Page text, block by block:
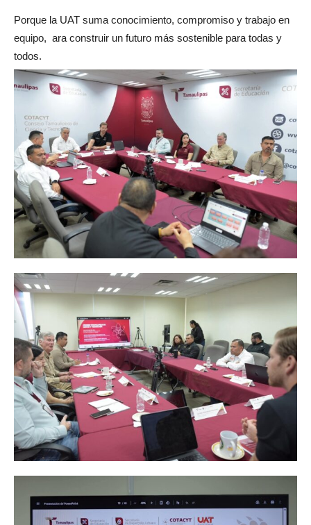
Porque la UAT suma conocimiento, compromiso y trabajo en
equipo, ara construir un futuro más sostenible para todas y
todos.